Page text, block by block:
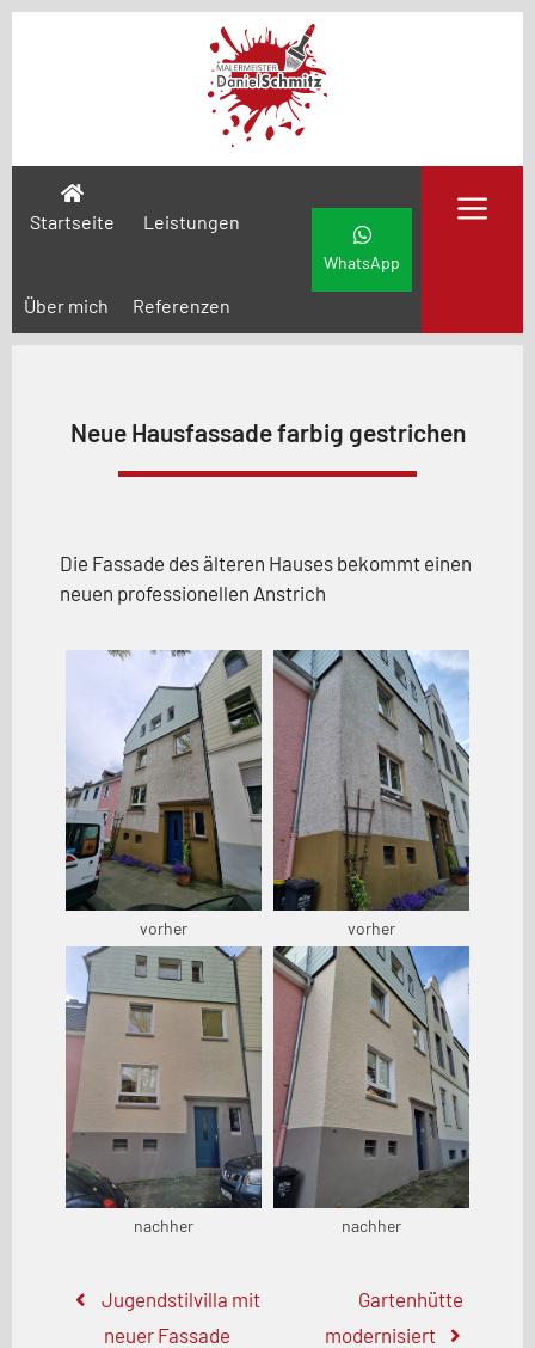
Startseite Leistungen
Über mich Referenzen
WhatsApp
Neue Hausfassade farbig gestrichen
Die Fassade des älteren Hauses bekommt einen
neuen professionellen Anstrich
vorher vorher
nachher nachher
Jugendstilvilla mit
neuer Fassade
Gartenhütte
modernisiert